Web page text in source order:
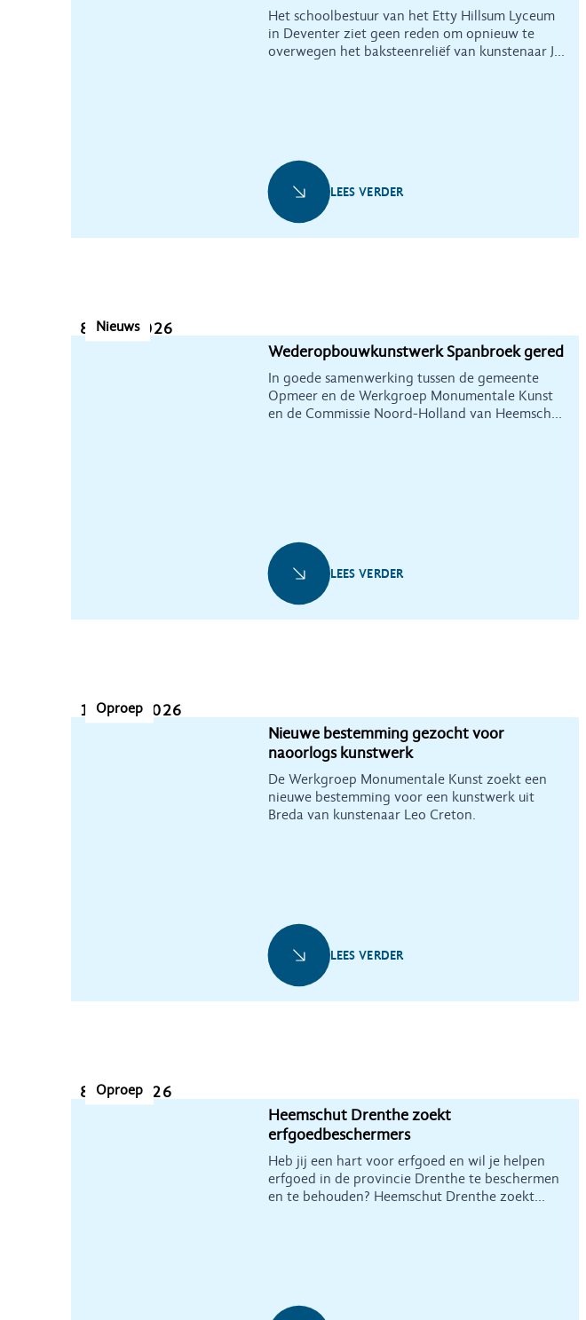
Het schoolbestuur van het Etty Hillsum Lyceum
in Deventer ziet geen reden om opnieuw te
overwegen het baksteenreliëf van kunstenaar Jo
LEES VERDER
Nieuws
8 juni 2026
Wederopbouwkunstwerk Spanbroek gered
In goede samenwerking tussen de gemeente
Opmeer en de Werkgroep Monumentale Kunst
en de Commissie Noord-Holland van Heemschut
LEES VERDER
Oproep
12 mei 2026
Nieuwe bestemming gezocht voor
naoorlogs kunstwerk
De Werkgroep Monumentale Kunst zoekt een
nieuwe bestemming voor een kunstwerk uit
Breda van kunstenaar Leo Creton.
LEES VERDER
Oproep
8 mei 2026
Heemschut Drenthe zoekt
erfgoedbeschermers
Heb jij een hart voor erfgoed en wil je helpen
erfgoed in de provincie Drenthe te beschermen
en te behouden? Heemschut Drenthe zoekt